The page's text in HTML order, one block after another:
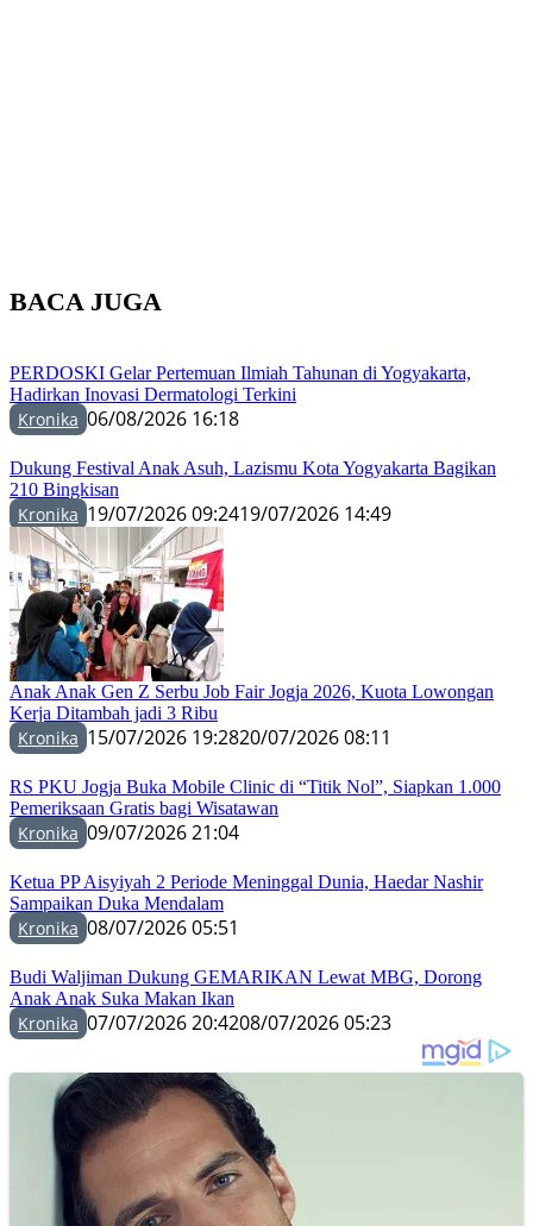
BACA JUGA
PERDOSKI Gelar Pertemuan Ilmiah Tahunan di Yogyakarta,
Hadirkan Inovasi Dermatologi Terkini
Kronika 06/08/2026 16:18
Dukung Festival Anak Asuh, Lazismu Kota Yogyakarta Bagikan
210 Bingkisan
Kronika 19/07/2026 09:2419/07/2026 14:49
Anak Anak Gen Z Serbu Job Fair Jogja 2026, Kuota Lowongan
Kerja Ditambah jadi 3 Ribu
Kronika 15/07/2026 19:2820/07/2026 08:11
RS PKU Jogja Buka Mobile Clinic di “Titik Nol”, Siapkan 1.000
Pemeriksaan Gratis bagi Wisatawan
Kronika 09/07/2026 21:04
Ketua PP Aisyiyah 2 Periode Meninggal Dunia, Haedar Nashir
Sampaikan Duka Mendalam
Kronika 08/07/2026 05:51
Budi Waljiman Dukung GEMARIKAN Lewat MBG, Dorong
Anak Anak Suka Makan Ikan
Kronika 07/07/2026 20:4208/07/2026 05:23